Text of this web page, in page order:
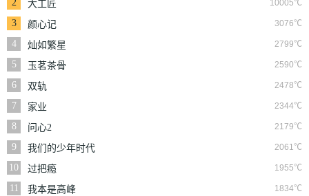
2 10005℃
大工匠
3
3076℃
颜心记
4
2799℃
灿如繁星
5
2590℃
玉茗茶骨
6
2478℃
双轨
7
2344℃
家业
8
2179℃
问心2
9
2061℃
我们的少年时代
10
1955℃
过把瘾
11
1834℃
我本是高峰